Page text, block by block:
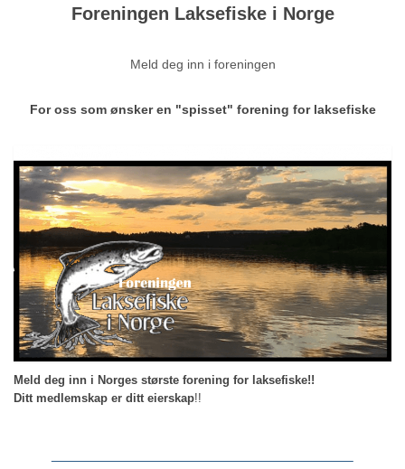
Foreningen Laksefiske i Norge
Meld deg inn i foreningen
For oss som ønsker en "spisset" forening for laksefiske
Meld deg inn i Norges største forening for laksefiske!!
Ditt medlemskap er ditt eierskap!!